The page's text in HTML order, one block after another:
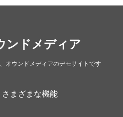
ンドメディア
オウンドメディアのデモサイトです
さまざまな機能